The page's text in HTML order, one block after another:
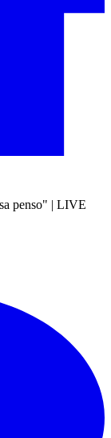
penso" | LIVE